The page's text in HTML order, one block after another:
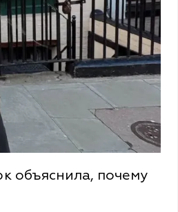
объяснила, почему